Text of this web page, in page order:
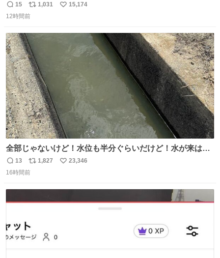
返
信
15
リ
ポ
ト
数
1,031
い
15,174
12時間前
全部じゃないけど！水位も半分ぐらいだけど！水が来はじ
めたよ！！！ 作業してくれた方々ありがとーーー
ー！！！！！！！！！！！！！！！！！！！！！！！！！
返
信
13
リ
ポ
1,827
い
23,346
16時間前